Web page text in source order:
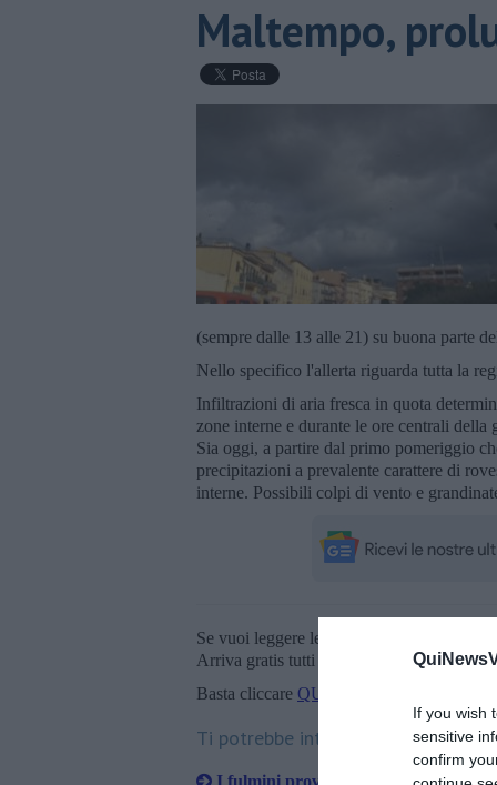
If you wish
sensitive
confirm
Maltempo,
(sempre dalle 13 alle 21) su buona parte
Nello specifico l'allerta riguarda tutta la
Infiltrazioni di aria fresca in quota
zone interne e durante le ore centrali della
Sia oggi, a partire dal primo pomeriggio
precipitazioni a prevalente carattere di
interne. Possibili colpi di vento e
Se vuoi leggere le notizie principali della
Arriva gratis tutti i giorni alle 20:00
Basta cliccare QUI
Ti potrebbe interessare anche:
I fulmini provocano un black out